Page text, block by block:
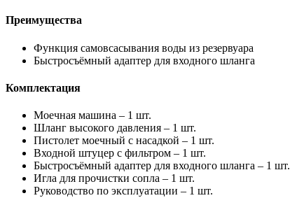
Преимущества
Функция самовсасывания воды из резервуара
Быстросъёмный адаптер для входного шланга
Комплектация
Моечная машина – 1 шт.
Шланг высокого давления – 1 шт.
Пистолет моечный с насадкой – 1 шт.
Входной штуцер с фильтром – 1 шт.
Быстросъёмный адаптер для входного шланга – 1 шт.
Игла для прочистки сопла – 1 шт.
Руководство по эксплуатации – 1 шт.